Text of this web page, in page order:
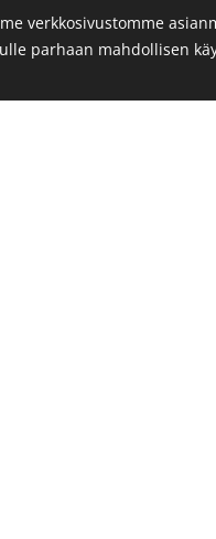
will inform about
verkkosivustomme
parhaan mahdollisen